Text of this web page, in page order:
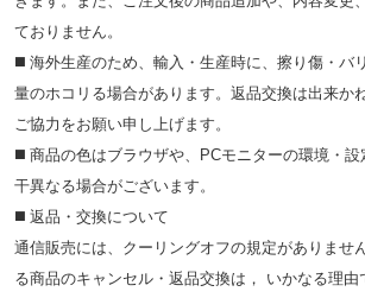
ておりません。
◼️ 海外⽣産のため、輸⼊・⽣産時に、擦り傷・バ
量のホコリる場合があります。返品交換は出来か
ご協⼒をお願い申し上げます。
◼️ 商品の⾊はブラウザや、PCモニターの環境・
⼲異なる場合がございます。
◼️ 返品・交換について
通信販売には、クーリングオフの規定がありませ
る商品のキャンセル・返品交換は， いかなる理